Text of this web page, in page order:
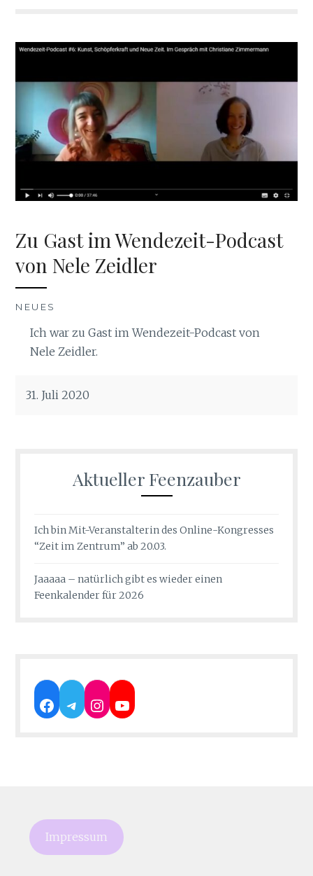
Zu Gast im Wendezeit-Podcast
von Nele Zeidler
NEUES
Ich war zu Gast im Wendezeit-Podcast von
Nele Zeidler.
31. Juli 2020
Aktueller Feenzauber
Ich bin Mit-Veranstalterin des Online-Kongresses
“Zeit im Zentrum” ab 20.03.
Jaaaaa – natürlich gibt es wieder einen
Feenkalender für 2026
Facebook
Telegram
Instagram
YouTube
Impressum